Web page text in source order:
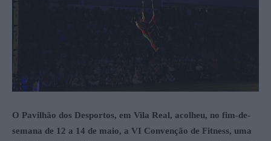
O Pavilhão dos Desportos, em Vila Real, acolheu, no fim-de-
semana de 12 a 14 de maio, a VI Convenção de Fitness, uma